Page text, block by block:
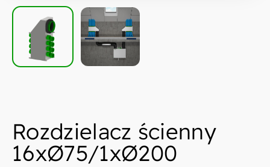
Rozdzielacz ścienny
16xØ75/1xØ200